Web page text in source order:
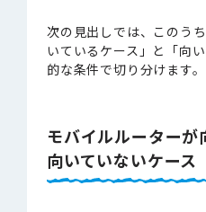
次の見出しでは、このう
いているケース」と「向
的な条件で切り分けます。
モバイルルーターが
向いていないケース